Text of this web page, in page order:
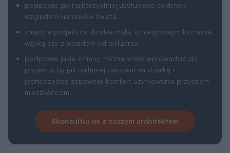
podpowie jak najkorzystniej usytuować budynek
względem kierunków świata,
znajdzie projekt na działkę małą, o nietypowym kształcie,
wąską czy z wjazdem od południa,
podpowie jakie zmiany można łatwo wprowadzić do
projektu, by jak najlepiej pasował na działkę i
jednocześnie zapewniał komfort użytkowania przyszłym
mieszkańcom.
Skonsultuj sie z naszym architektem